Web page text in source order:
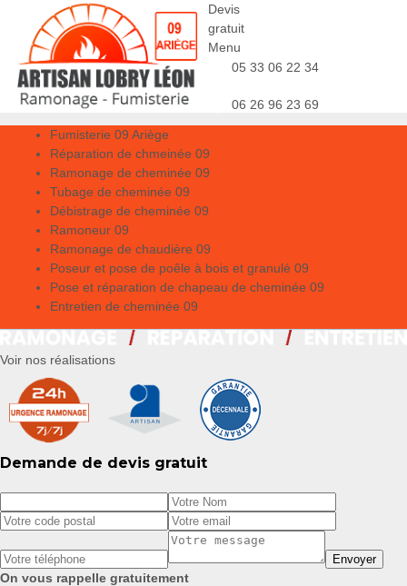
Devis
gratuit
Menu
05 33 06 22 34
06 26 96 23 69
Fumisterie 09 Ariège
Réparation de chmeinée 09
Ramonage de cheminée 09
Tubage de cheminée 09
Débistrage de cheminée 09
Ramoneur 09
Ramonage de chaudière 09
Poseur et pose de poêle à bois et granulé 09
Pose et réparation de chapeau de cheminée 09
Entretien de cheminée 09
Voir nos réalisations
Demande de devis gratuit
On vous rappelle gratuitement